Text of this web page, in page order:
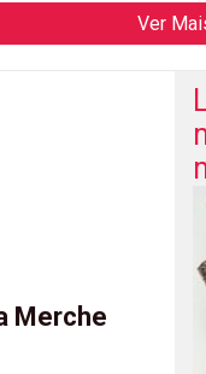
Ver
Merche